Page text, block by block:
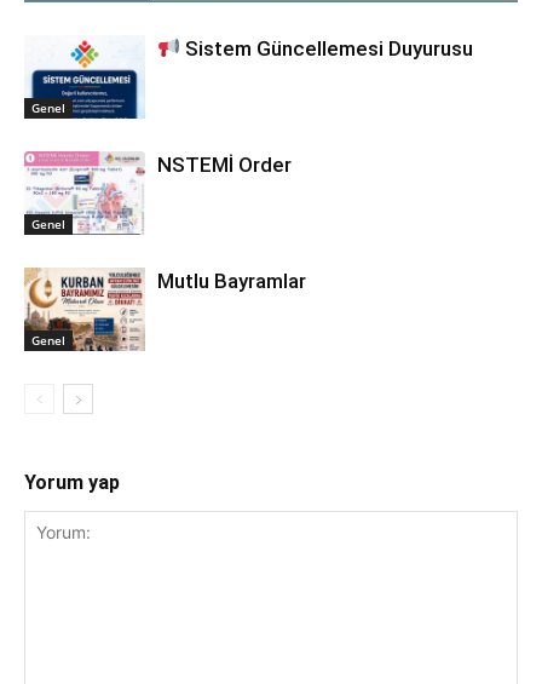
Genel
Sistem Güncellemesi Duyurusu
Genel
NSTEMİ Order
Genel
Mutlu Bayramlar
Yorum yap